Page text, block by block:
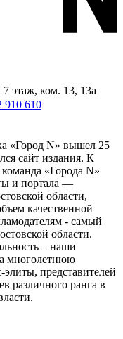
этаж, ком. 13, 13а
910 610
«Город N» вышел 25
сайт издания. К
«Города N»
и портала —
области,
качественной
- самый
области.
– наши
многолетнюю
представителей
различного ранга в